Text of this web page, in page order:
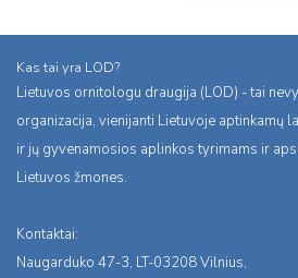
Kas tai yra LOD?
Lietuvos ornitologu draugija (LOD) - tai
organizacija, vienijanti Lietuvoje aptinkamų
ir jų gyvenamosios aplinkos tyrimams ir
Lietuvos žmones.
Kontaktai:
Naugarduko 47-3, LT-03208 Vilnius,